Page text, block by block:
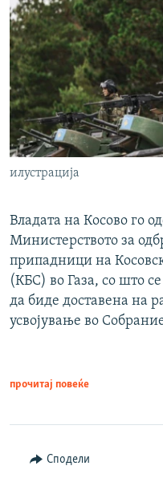
илустрација
Владата на Косово го
Министерството за
припадници на
(КБС) во Газа, со што
да биде доставена на
усвојување во
прочитај повеќе
Сподели